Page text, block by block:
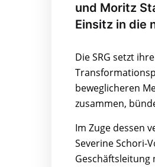
und Moritz
Einsitz in die
Die SRG setzt
beweglicheren
zusammen,
Im Zuge dessen
Severine Schori-